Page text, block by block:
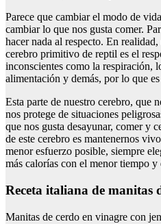
Parece que cambiar el modo de
cambiar lo que nos gusta comer.
hacer nada al respecto. En
cerebro primitivo de reptil es el
inconscientes como la respiración,
alimentación y demás, por lo que
Esta parte de nuestro cerebro, que
nos protege de situaciones
que nos gusta desayunar, comer y
de este cerebro es mantenernos
menor esfuerzo posible, siempre
más calorías con el menor tiempo
Receta italiana de manitas
Manitas de cerdo en vinagre con